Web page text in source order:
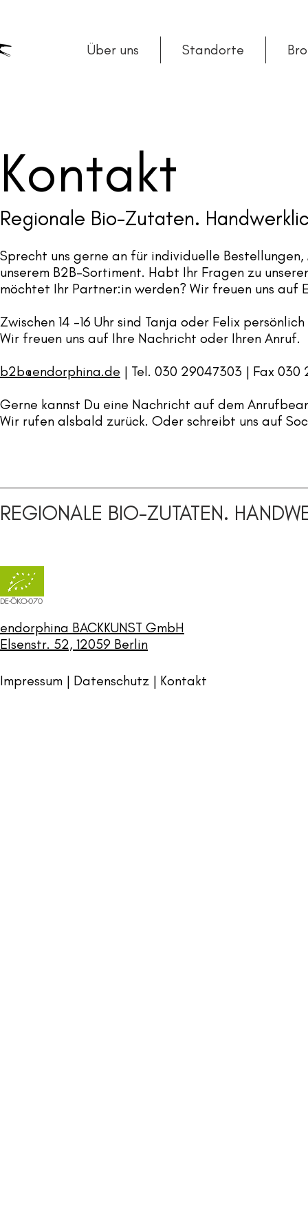
Über uns Standorte
Kontakt
Regionale Bio-Zutaten.
Sprecht uns gerne an für individuelle
unserem B2B-Sortiment. Habt Ihr Fragen zu
möchtet Ihr Partner:in werden? Wir freuen uns auf
Zwischen 14 -16 Uhr sind Tanja oder Felix
Wir freuen uns auf Ihre Nachricht oder Ihren Anruf.
b2b@endorphina.de | Tel. 030 29047303 | Fax 030
Gerne kannst Du eine Nachricht auf dem
Wir rufen alsbald zurück.​ Oder schreibt uns auf
REGIONALE BIO-ZUTATEN.
DE-ÖKO-070
endorphina BACKKUNST GmbH
Elsenstr. 52, 12059 Berlin
Impressum | Datenschutz | Kontakt